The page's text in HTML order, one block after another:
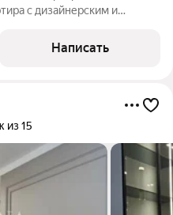
с дизайнерским и
Инженерные системы и
пола,
Написать
из 15